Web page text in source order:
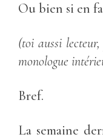
Ou bien si en
(toi aussi
monologue
Bref.
La semaine